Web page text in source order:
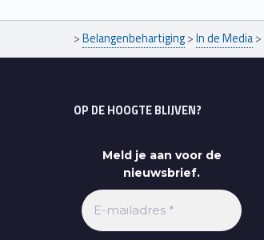
>Belangenbehartiging>In de Media>
OP DE HOOGTE BLIJVEN?
Meld je aan voor de
nieuwsbrief.